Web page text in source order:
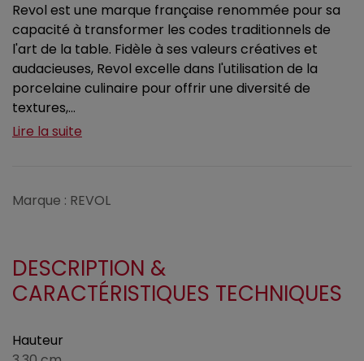
Revol est une marque française renommée pour sa
capacité à transformer les codes traditionnels de
l'art de la table. Fidèle à ses valeurs créatives et
audacieuses, Revol excelle dans l'utilisation de la
porcelaine culinaire pour offrir une diversité de
textures,...
Lire la suite
Marque : REVOL
DESCRIPTION &
CARACTÉRISTIQUES TECHNIQUES
Hauteur